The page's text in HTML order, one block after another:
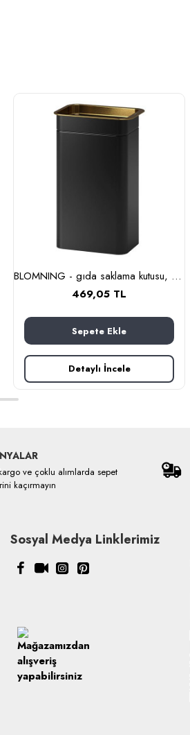
BLOMNING - gıda saklama kutusu, 11x7x20 cm (siyah)
469,05 TL
Sepete Ekle
Detaylı İncele
ve çoklu alımlarda sepet
kaçırmayın
Sosyal Medya Linklerimiz